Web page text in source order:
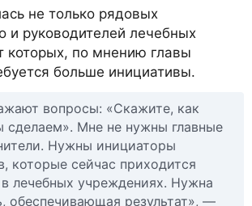
не только рядовых
и руководителей лечебных
которых, по мнению главы
больше инициативы.
вопросы: «Скажите, как
сделаем». Мне не нужны главные
Нужны инициаторы
которые сейчас приходится
лечебных учреждениях. Нужна
обеспечивающая результат», —